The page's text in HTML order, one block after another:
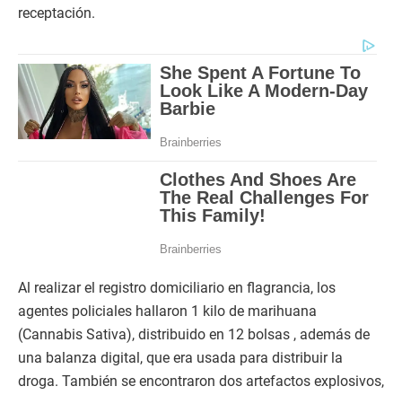
receptación.
Al realizar el registro domiciliario en flagrancia, los
agentes policiales hallaron 1 kilo de marihuana
(Cannabis Sativa), distribuido en 12 bolsas , además de
una balanza digital, que era usada para distribuir la
droga. También se encontraron dos artefactos explosivos,